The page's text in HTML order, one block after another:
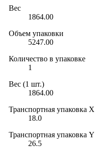
Вес
1864.00
Объем упаковки
5247.00
Количество в упаковке
1
Вес (1 шт.)
1864.00
Транспортная упаковка X
18.0
Транспортная упаковка Y
26.5